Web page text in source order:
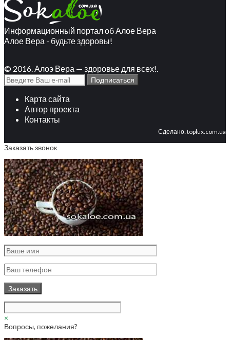
Информационный портал об Алое Вера
Алое Вера - будьте здоровы!
© 2016. Алоэ Вера — здоровье для всех!.
Карта сайта
Автор проекта
Контакты
Сделано:toplux.com.ua
Заказать звонок
×
Вопросы, пожелания?